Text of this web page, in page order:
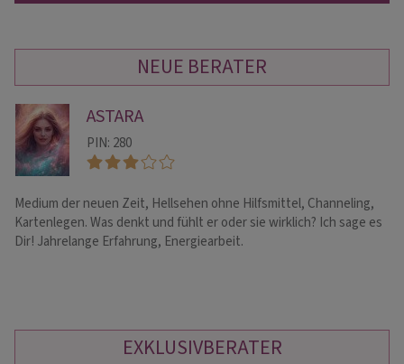
NEUE BERATER
ASTARA
PIN: 280
Medium der neuen Zeit, Hellsehen ohne Hilfsmittel, Channeling,
Kartenlegen. Was denkt und fühlt er oder sie wirklich? Ich sage es
Dir! Jahrelange Erfahrung, Energiearbeit.
EXKLUSIVBERATER